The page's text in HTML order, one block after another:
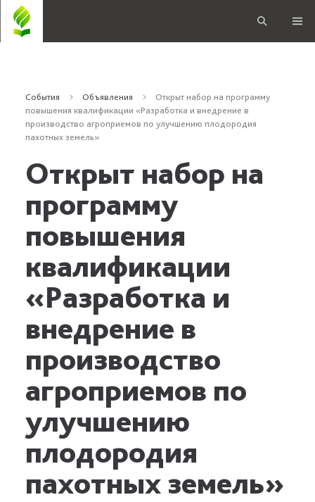
События Объявления
Открыт набор на программу
повышения квалификации «Разработка и внедрение в
производство агроприемов по улучшению плодородия
пахотных земель»
Открыт набор на
программу
повышения
квалификации
«Разработка и
внедрение в
производство
агроприемов по
улучшению
плодородия
пахотных земель»